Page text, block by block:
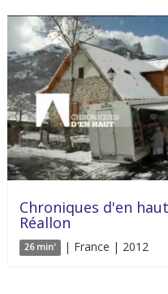
Chroniques d'en
Réallon
26 min' | France | 2012